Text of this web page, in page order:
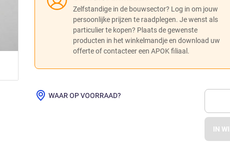
Zelfstandige in de bouwsector? Log in om jouw
persoonlijke prijzen te raadplegen. Je wenst als
particulier te kopen? Plaats de gewenste
producten in het winkelmandje en download uw
offerte of contacteer een APOK filiaal.
WAAR OP VOORRAAD?
IN